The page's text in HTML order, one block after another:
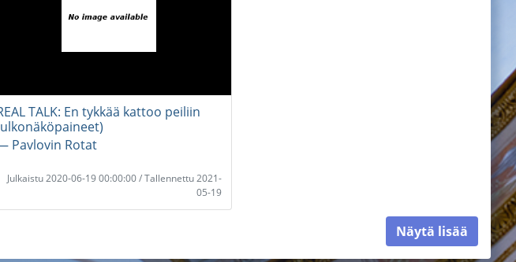
TALK: En tykkää kattoo peiliin
Pavlovin Rotat
Julkaistu 2020-06-19 00:00:00 / Tallennettu 2021-
05-19
Näytä lisää